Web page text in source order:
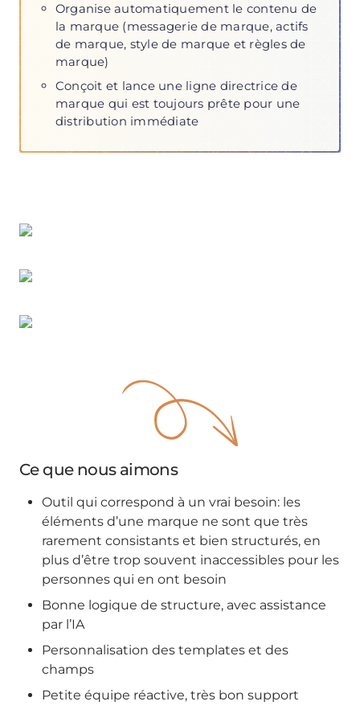
Organise automatiquement le contenu de
la marque (messagerie de marque, actifs
de marque, style de marque et règles de
marque)
Conçoit et lance une ligne directrice de
marque qui est toujours prête pour une
distribution immédiate
Ce que nous aimons
Outil qui correspond à un vrai besoin: les
éléments d’une marque ne sont que très
rarement consistants et bien structurés, en
plus d’être trop souvent inaccessibles pour les
personnes qui en ont besoin
Bonne logique de structure, avec assistance
par l’IA
Personnalisation des templates et des
champs
Petite équipe réactive, très bon support